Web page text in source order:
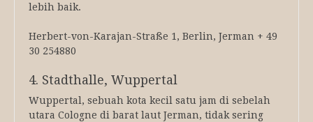
lebih baik.
Herbert-von-Karajan-Straße 1, Berlin, Jerman + 49
30 254880
4. Stadthalle, Wuppertal
Wuppertal, sebuah kota kecil satu jam di sebelah
utara Cologne di barat laut Jerman, tidak sering